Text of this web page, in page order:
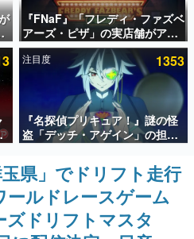
上！ ページビュー数万以上！ などな
まれた、電ファミ渾身の“殿堂入り”記
ターの方々に製作時のエピソードをお
企画（ゲーム）とは何か？を探ってい
『FNaF』「フレディ・ファズベ
アーズ・ピザ」の実店舗がアメ
リカの商業施設「American
Dream」に2027年オープン！
ScottGamesとの共同開発、食
事だけでなくステージショーや
没入型のホラー体験も楽しめる
注目度 1353
『名探偵プリキュア！』謎の怪
盗「デッチ・アゲイン」の担当
キャストは天﨑滉平さんと判
明。『Re:ゼロから始める異世
界生活』オットー役、『ヒプノ
シスマイク』山田三郎役など
県」でドリフト走行
ールドレースゲーム
ズドリフトマスタ